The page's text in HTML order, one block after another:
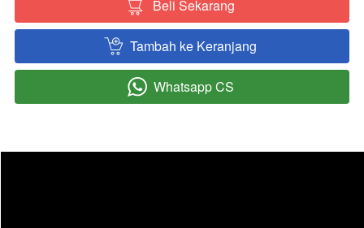
` Beli Sekarang
` Tambah ke Keranjang
` Whatsapp CS